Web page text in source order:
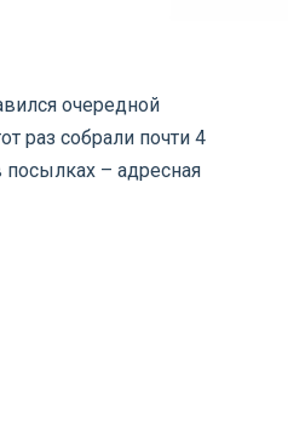
очередной
раз собрали почти 4
– адресная